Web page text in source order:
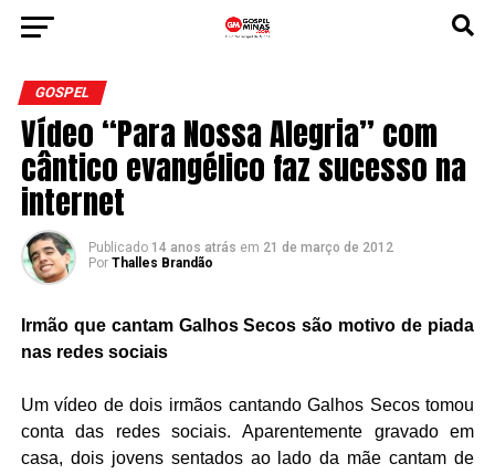
GOSPEL
Vídeo “Para Nossa Alegria” com
cântico evangélico faz sucesso na
internet
Publicado 14 anos atrás em 21 de março de 2012
Por Thalles Brandão
Irmão que cantam Galhos Secos são motivo de piada
nas redes sociais
Um vídeo de dois irmãos cantando Galhos Secos tomou
conta das redes sociais. Aparentemente gravado em
casa, dois jovens sentados ao lado da mãe cantam de